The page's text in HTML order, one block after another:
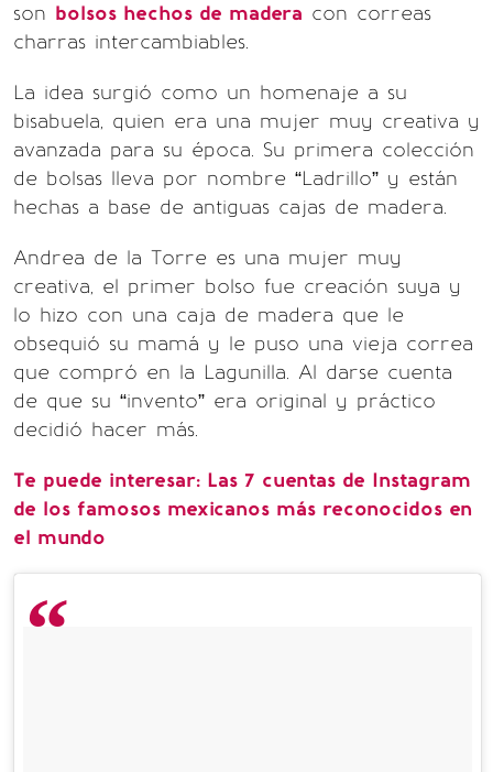
son bolsos hechos de madera con correas
charras intercambiables.
La idea surgió como un homenaje a su
bisabuela, quien era una mujer muy creativa y
avanzada para su época. Su primera colección
de bolsas lleva por nombre “Ladrillo” y están
hechas a base de antiguas cajas de madera.
Andrea de la Torre es una mujer muy
creativa, el primer bolso fue creación suya y
lo hizo con una caja de madera que le
obsequió su mamá y le puso una vieja correa
que compró en la Lagunilla. Al darse cuenta
de que su “invento” era original y práctico
decidió hacer más.
Te puede interesar: Las 7 cuentas de Instagram
de los famosos mexicanos más reconocidos en
el mundo